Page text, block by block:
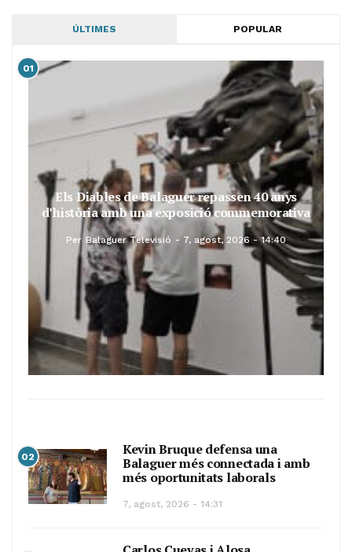
ÚLTIMES POPULAR
01
Els Diables de Balaguer repassen 40 anys
d’història amb una exposició commemorativa
Per Balaguer Televisió 7, agost, 2026 - 14:40
02
Kevin Bruque defensa una
Balaguer més connectada i amb
més oportunitats laborals
7, agost, 2026 - 14:31